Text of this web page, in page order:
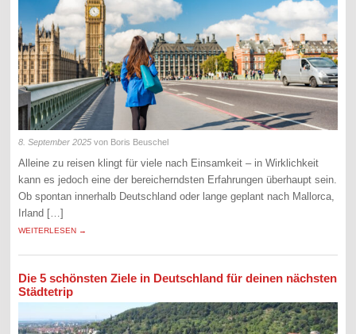
8. September 2025 von Boris Beuschel
Alleine zu reisen klingt für viele nach Einsamkeit – in Wirklichkeit
kann es jedoch eine der bereicherndsten Erfahrungen überhaupt sein.
Ob spontan innerhalb Deutschland oder lange geplant nach Mallorca,
Irland […]
WEITERLESEN →
Die 5 schönsten Ziele in Deutschland für deinen nächsten
Städtetrip